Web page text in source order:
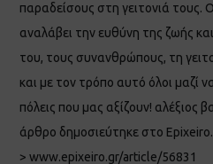
παραδείσους στη γειτονιά τους.
αναλάβει την ευθύνη της ζωής
του, τους συνανθρώπους, τη
και με τον τρόπο αυτό όλοι μαζί
πόλεις που μας αξίζουν!
άρθρο δημοσιεύτηκε στο
> www.epixeiro.gr/article/56831